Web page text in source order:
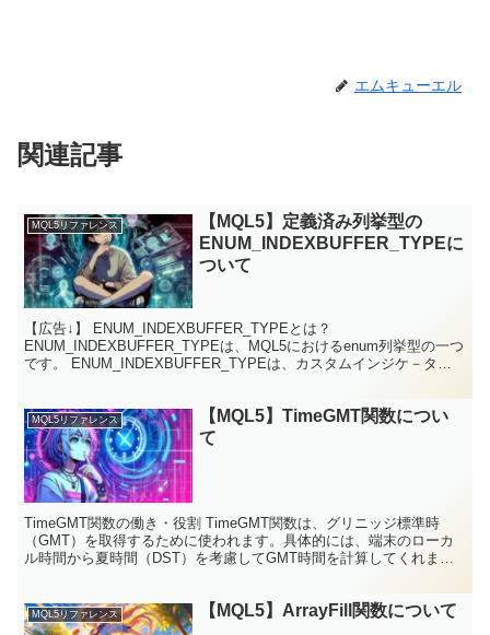
エムキューエル
関連記事
MQL5リファレンス
【MQL5】定義済み列挙型の
ENUM_INDEXBUFFER_TYPEに
ついて
【広告↓】 ENUM_INDEXBUFFER_TYPEとは？
ENUM_INDEXBUFFER_TYPEは、MQL5におけるenum列挙型の一つ
です。 ENUM_INDEXBUFFER_TYPEは、カスタムインジケ－タを
MQL5リファレンス
【MQL5】TimeGMT関数につい
て
TimeGMT関数の働き・役割 TimeGMT関数は、グリニッジ標準時
（GMT）を取得するために使われます。具体的には、端末のローカ
ル時間から夏時間（DST）を考慮してGMT時間を計算してくれま
MQL5リファレンス 【MQL5】ArrayFill関数について